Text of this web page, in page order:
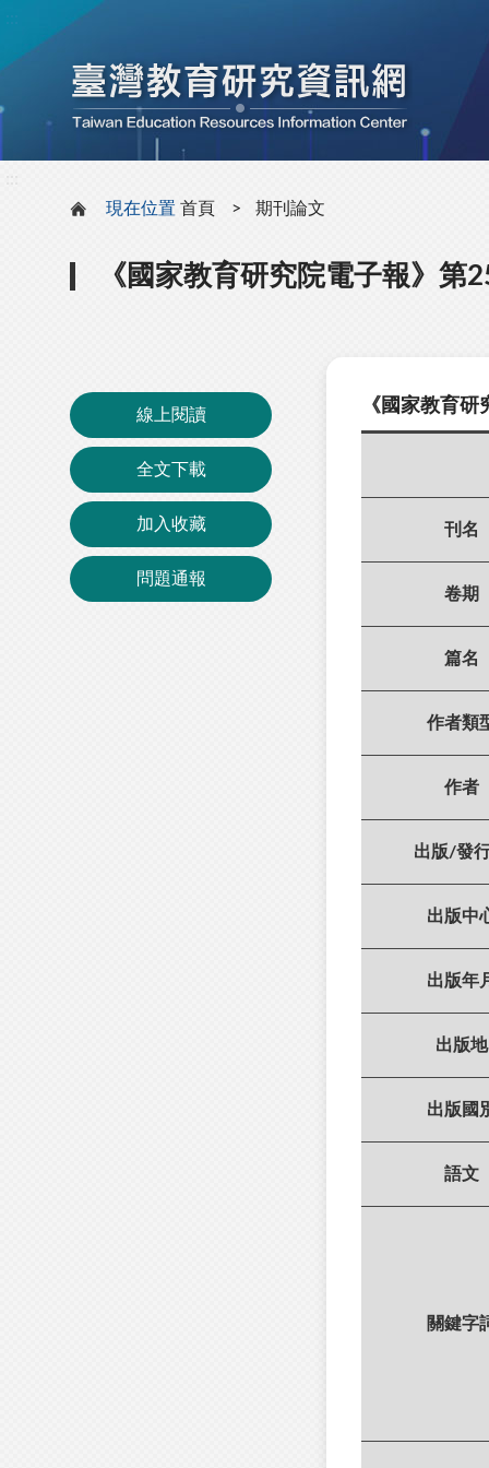
現在位置 首頁 期刊論文
《國家教育研究院電子報》第
線上閱讀
全文下載
加入收藏
問題通報
《國家教育
刊名
卷期
篇名
作者類
作者
出版/發
出版中
出版年
出版地
出版國
語文
關鍵字